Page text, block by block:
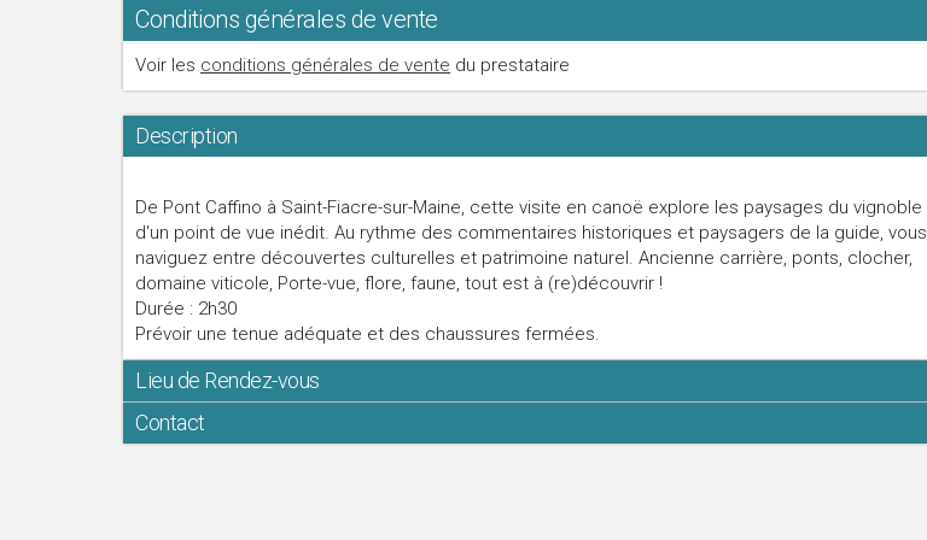
Conditions générales de vente
Voir les conditions générales de vente du prestataire
Description
De Pont Caffino à Saint-Fiacre-sur-Maine, cette visite en canoë explore les paysages du vignoble
d'un point de vue inédit. Au rythme des commentaires historiques et paysagers de la guide, vous
naviguez entre découvertes culturelles et patrimoine naturel. Ancienne carrière, ponts, clocher,
domaine viticole, Porte-vue, flore, faune, tout est à (re)découvrir !
Durée : 2h30
Prévoir une tenue adéquate et des chaussures fermées.
Lieu de Rendez-vous
Contact